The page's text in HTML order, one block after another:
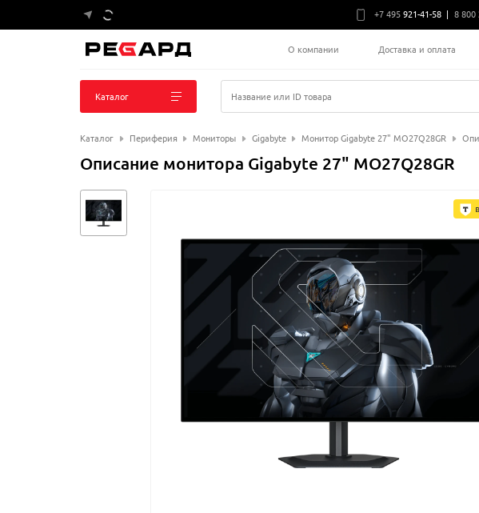
+7 495 921-41-58 8 800
О компании Доставка и оплата
Каталог Название или ID товара
Каталог Периферия Мониторы Gigabyte Монитор Gigabyte 27" MO27Q28GR
Описание монитора Gigabyte 27" MO27Q28GR